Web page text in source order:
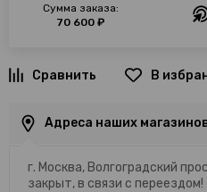
Сумма заказа:
70 600 ₽
В
Адреса наших
г. Москва, Волгоградский
закрыт, в связи с переездом!